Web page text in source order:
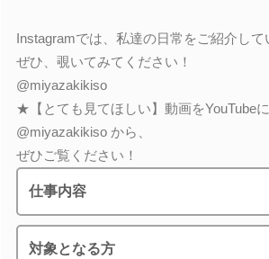
Instagramでは、私達の日常をご紹介して
ぜひ、覗いてみてください！
@miyazakikiso
★【とても見てほしい】動画をYouTube
@miyazakikiso から、
ぜひご覧ください！
仕事内容
対象となる方